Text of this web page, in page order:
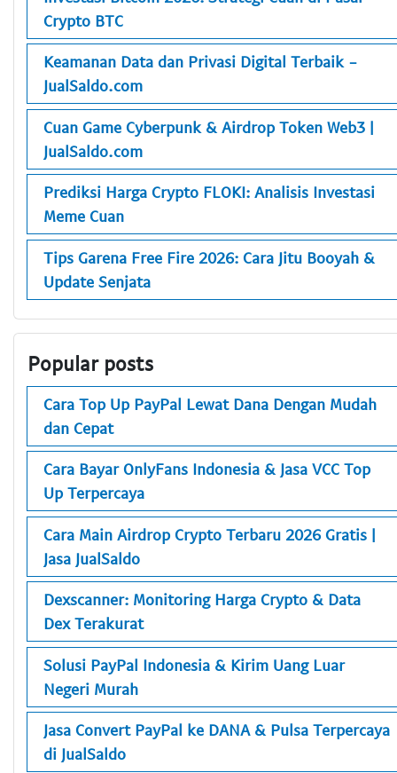
Crypto BTC
Keamanan Data dan Privasi Digital Terbaik -
JualSaldo.com
Cuan Game Cyberpunk & Airdrop Token Web3 |
JualSaldo.com
Prediksi Harga Crypto FLOKI: Analisis Investasi
Meme Cuan
Tips Garena Free Fire 2026: Cara Jitu Booyah &
Update Senjata
Popular posts
Cara Top Up PayPal Lewat Dana Dengan Mudah
dan Cepat
Cara Bayar OnlyFans Indonesia & Jasa VCC Top
Up Terpercaya
Cara Main Airdrop Crypto Terbaru 2026 Gratis |
Jasa JualSaldo
Dexscanner: Monitoring Harga Crypto & Data
Dex Terakurat
Solusi PayPal Indonesia & Kirim Uang Luar
Negeri Murah
Jasa Convert PayPal ke DANA & Pulsa Terpercaya
di JualSaldo